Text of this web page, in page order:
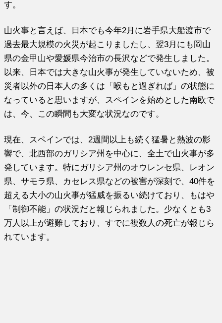
す。
山火事と言えば、日本でも今年2月に岩手県大船渡市で
過去最大規模の火災が起こりましたし、翌3月にも岡山
県の金甲山や愛媛県今治市の長沢などで発生しました。
以来、日本では大きな山火事が発生していないため、被
災者以外の日本人の多くは「喉もと過ぎれば」の状態に
なっていると思いますが、スペインを始めとした南欧で
は、今、この瞬間も大変な状況なのです。
現在、スペインでは、2週間以上も続く猛暑と熱波の影
響で、北西部のガリシア州を中心に、全土で山火事が多
発しています。特にガリシア州のオウレンセ県、レオン
県、サモラ県、カセレス県などの被害が深刻で、40件を
超える大小の山火事が猛威を振るい続けており、もはや
「制御不能」の状況だと報じられました。少なくとも3
万人以上が避難しており、すでに複数人の死亡が報じら
れています。